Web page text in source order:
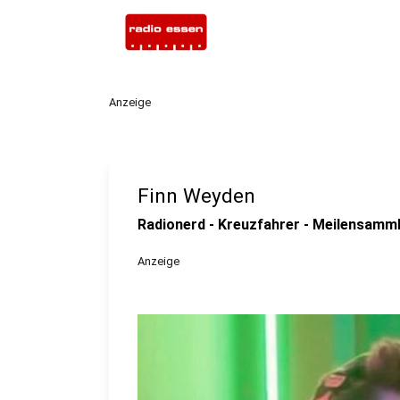
Anzeige
Finn Weyden
Radionerd - Kreuzfahrer -
Anzeige